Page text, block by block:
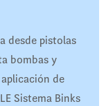
desde pistolas
bombas y
de
Sistema Binks